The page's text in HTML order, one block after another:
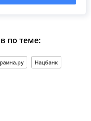
по теме:
Нацбанк